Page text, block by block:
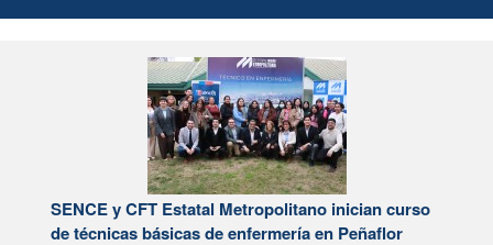
SENCE y CFT Estatal Metropolitano inician curso
de técnicas básicas de enfermería en Peñaflor